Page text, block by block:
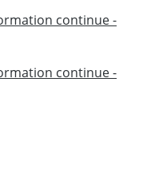
continue -
continue -